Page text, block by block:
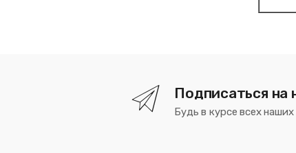
Подписаться на
Будь в курсе всех